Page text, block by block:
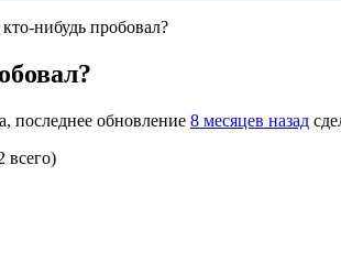
нибудь пробовал?
последнее обновление 8 месяцев назад
всего)